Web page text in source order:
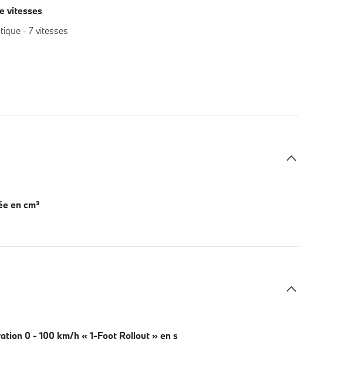
vitesses
- 7 vitesses
en cm³
0 - 100 km/h « 1-Foot Rollout » en s